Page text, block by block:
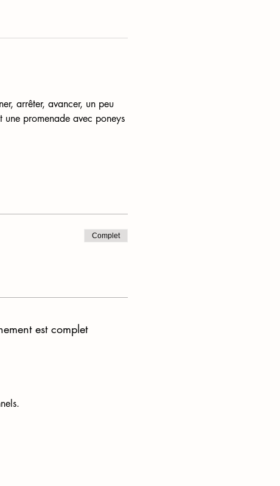
arrêter, avancer, un peu
une promenade avec poneys
Complet
est complet